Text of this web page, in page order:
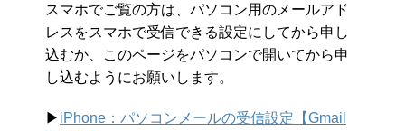
スマホでご覧の方は、パソコン用のメールアド
レスをスマホで受信できる設定にしてから申し
込むか、このページをパソコンで開いてから申
し込むようにお願いします。
▶︎ iPhone：パソコンメールの受信設定【Gmail